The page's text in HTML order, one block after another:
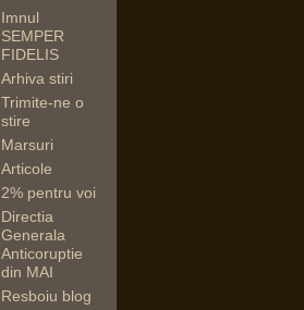
Imnul
SEMPER
FIDELIS
Arhiva stiri
Trimite-ne o
stire
Marsuri
Articole
2% pentru voi
Directia
Generala
Anticoruptie
din MAI
Resboiu blog